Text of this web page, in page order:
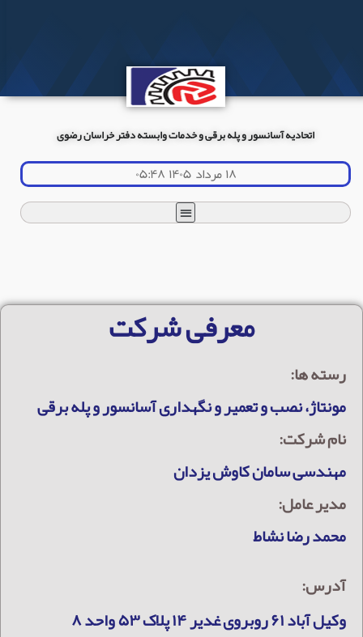
اتحادیه آسانسور و پله برقی و خدمات وابسته دفتر خراسان رضوی
۱۸ مرداد ۱۴۰۵ ۰۵:۴۸
معرفی شرکت
رسته ها:
مونتاژ، نصب و تعمیر و نگهداری آسانسور و پله برقی
نام شرکت:
مهندسی سامان کاوش یزدان
مدیر عامل:
محمد رضا نشاط
آدرس:
وکیل آباد ۶۱ روبروی غدیر ۱۴ پلاک ۵۳ واحد ۸